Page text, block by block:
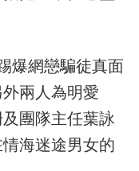
爆網戀騙徒真面
兩人為明愛
團隊主任葉詠
海迷途男女的